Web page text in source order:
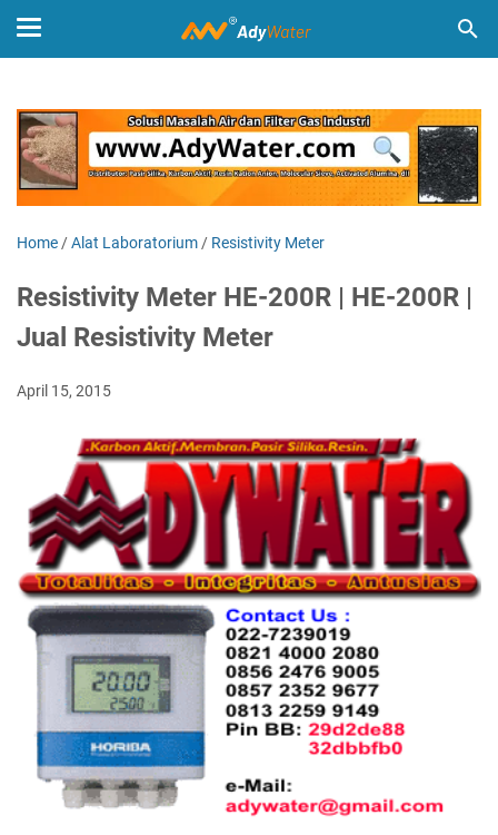
Home /Alat Laboratorium / Resistivity Meter
Resistivity Meter HE-200R | HE-200R |
Jual Resistivity Meter
April 15, 2015